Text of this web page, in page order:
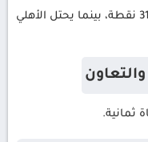
يتواجد التعاون في المركز الثالث برصيد 31 نقطة، بينما يحتل الأهلي
والتعاون
ثمانية.